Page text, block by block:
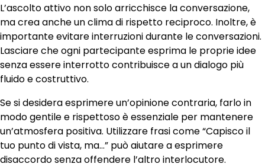
L’ascolto attivo non solo arricchisce la conversazione,
ma crea anche un clima di rispetto reciproco. Inoltre, è
importante evitare interruzioni durante le conversazioni.
Lasciare che ogni partecipante esprima le proprie idee
senza essere interrotto contribuisce a un dialogo più
fluido e costruttivo.
Se si desidera esprimere un’opinione contraria, farlo in
modo gentile e rispettoso è essenziale per mantenere
un’atmosfera positiva. Utilizzare frasi come “Capisco il
tuo punto di vista, ma…” può aiutare a esprimere
disaccordo senza offendere l’altro interlocutore.